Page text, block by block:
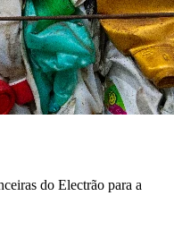
do Electrão para a